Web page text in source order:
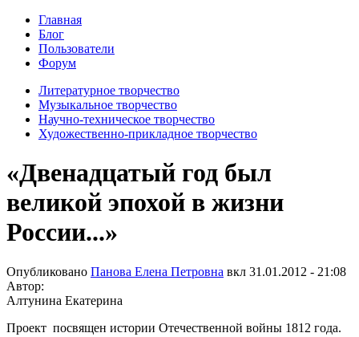
Главная
Блог
Пользователи
Форум
Литературное творчество
Музыкальное творчество
Научно-техническое творчество
Художественно-прикладное творчество
«Двенадцатый год был
великой эпохой в жизни
России...»
Опубликовано Панова Елена Петровна вкл 31.01.2012 - 21:08
Автор:
Алтунина Екатерина
Проект посвящен истории Отечественной войны 1812 года.